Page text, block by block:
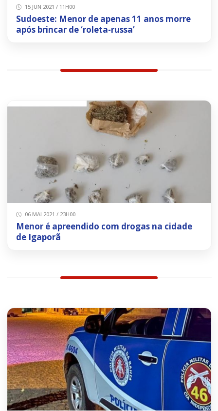
15 JUN 2021 / 11H00
Sudoeste: Menor de apenas 11 anos morre
após brincar de ‘roleta-russa’
06 MAI 2021 / 23H00
Menor é apreendido com drogas na cidade
de Igaporã